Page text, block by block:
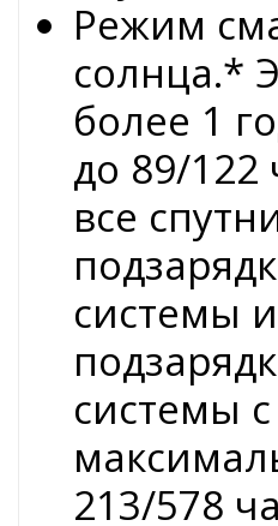
Режим
солнца.*
более 1
до 89/122
все
системы
системы
213/578